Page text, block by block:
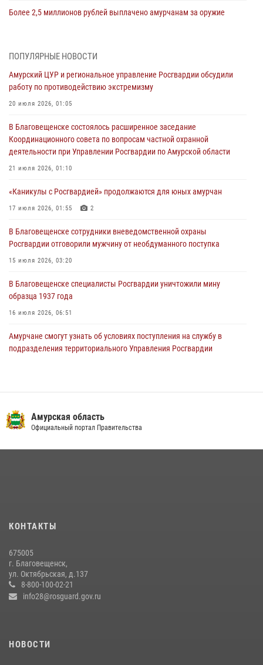
Более 2,5 миллионов рублей выплачено амурчанам за оружие
Росгвардии Амурской области в период с 20 по 26 июля 2026 года
27 июля 2026, 06:28
охраны
23 июля 2026, 07:49
Амурчане смогут узнать об условиях поступления на службу в
23 июля 2026, 00:00
Координационного совета по вопросам частной охранной
деятельности при Управлении Росгвардии по Амурской области
21 июля 2026, 01:10
ПОПУЛЯРНЫЕ НОВОСТИ
Амурский ЦУР и региональное управление Росгвардии обсудили
работу по противодействию экстремизму
20 июля 2026, 01:05
В Благовещенске состоялось расширенное заседание
Координационного совета по вопросам частной охранной
деятельности при Управлении Росгвардии по Амурской области
21 июля 2026, 01:10
«Каникулы с Росгвардией» продолжаются для юных амурчан
17 июля 2026, 01:55 2
В Благовещенске сотрудники вневедомственной охраны
Росгвардии отговорили мужчину от необдуманного поступка
15 июля 2026, 03:20
В Благовещенске специалисты Росгвардии уничтожили мину
образца 1937 года
16 июля 2026, 06:51
Амурчане смогут узнать об условиях поступления на службу в
подразделения территориального Управления Росгвардии
27 июля 2026, 06:28 2
Росгвардии святого равноапостольного князя Владимира
23 июля 2026, 07:49
моноярмарке
13 июля 2026, 03:27
Амурская область
Официальный портал Правительства
КОНТАКТЫ
675005
г. Благовещенск,
ул. Октябрьская, д.137
8-800-100-02-21
info28@rosguard.gov.ru
НОВОСТИ